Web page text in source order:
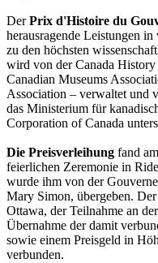
DerPrix d'Histoire du
herausragende Leistungen
zu den höchsten
wird von der Canada
Canadian Museums
Association – verwaltet und
das Ministerium für
Corporation of Canada
Die Preisverleihung fand
feierlichen Zeremonie in
wurde ihm von der
Mary Simon, übergeben.
Ottawa, der Teilnahme an
Übernahme der damit
sowie einem Preisgeld in
verbunden.